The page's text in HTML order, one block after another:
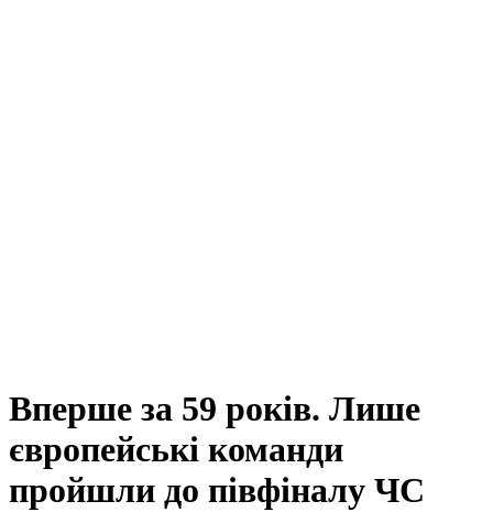
Вперше за 59 років. Лише
європейські команди
пройшли до півфіналу ЧС